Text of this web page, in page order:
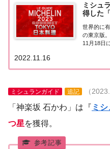
ミシュ
得した
世界的に
の東京版
11月18日
にまとめ
「ミシュ
2022.11.16
ミシュランガイド 追記 （
「神楽坂 石かわ」は『 ミ
つ星を獲得。